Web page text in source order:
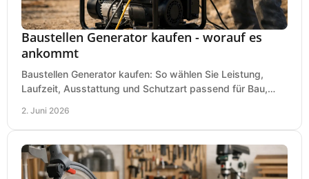
Baustellen Generator kaufen - worauf es
ankommt
Baustellen Generator kaufen: So wählen Sie Leistung,
Laufzeit, Ausstattung und Schutzart passend für Bau,
2. Juni 2026